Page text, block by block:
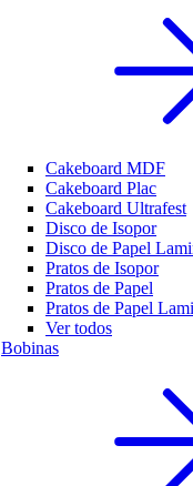
Cakeboard MDF
Cakeboard Plac
Cakeboard Ultrafest
Disco de Isopor
Disco de Papel
Pratos de Isopor
Pratos de Papel
Pratos de Papel
Ver todos
Bobinas